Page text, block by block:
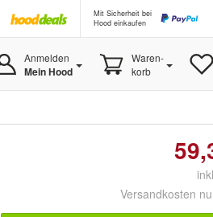
Mit Sicherheit bei
Hood einkaufen
Anmelden
Mein Hood
Waren-
korb
Versandkosten